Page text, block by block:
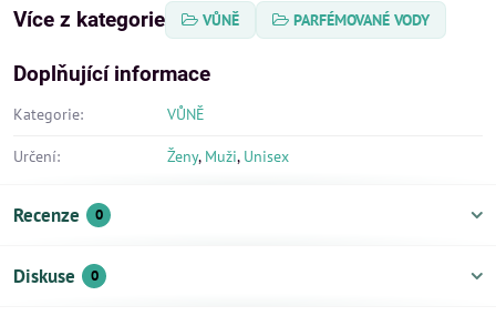
Více z kategorie VŮNĚ PARFÉMOVANÉ VODY
Doplňující informace
Kategorie: VŮNĚ
Určení: Ženy, Muži, Unisex
Recenze 0
Diskuse 0